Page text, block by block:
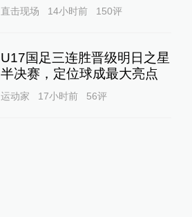
直击现场 14小时前 150评
U17国足三连胜晋级明日之星
半决赛，定位球成最大亮点
运动家 17小时前 56评